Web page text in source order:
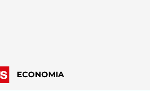
ECONOMIA